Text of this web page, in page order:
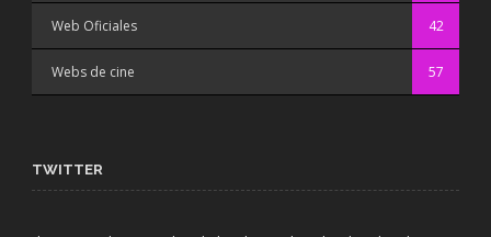
Web Oficiales 42
Webs de cine 57
TWITTER